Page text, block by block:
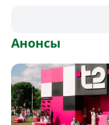
Анонсы